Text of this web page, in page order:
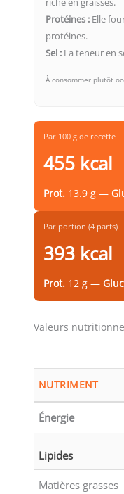
Protéines : Elle
protéines.
Sel : La teneur en
À consommer plutôt
Par 100 g de recette
455 kcal
Prot. 13.9 g —
Par portion (4 parts)
393 kcal
Prot. 12 g —
Valeurs
NUTRIMENT
Énergie
Lipides
Matières grasses